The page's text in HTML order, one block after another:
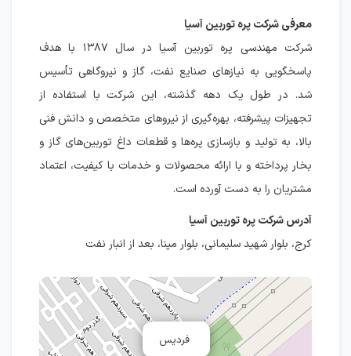
معرفی شرکت پره توربین آسیا
شرکت مهندسی پره توربین آسیا در سال ۱۳۸۷ با هدف
پاسخگویی به نیازهای صنایع نفت، گاز و نیروگاهی تأسیس
شد. در طول یک دهه گذشته، این شرکت با استفاده از
تجهیزات پیشرفته، بهره‌گیری از نیروهای متخصص و دانش فنی
بالا، به تولید و بازسازی پره‌ها و قطعات داغ توربین‌های گاز و
بخار پرداخته و با ارائه محصولات و خدمات با کیفیت، اعتماد
مشتریان را به دست آورده است.
آدرس شرکت پره توربین آسیا
کرج، بلوار شهید سلیمانی، بلوار مپنا، بعد از انبار نفت
فردیس